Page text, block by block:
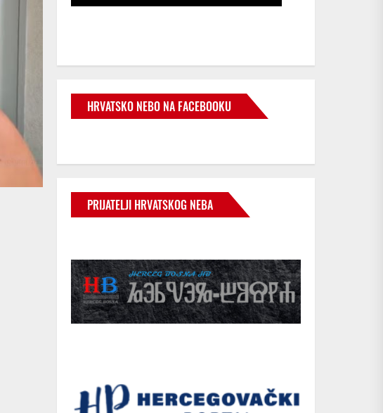
HRVATSKO NEBO NA FACEBOOKU
PRIJATELJI HRVATSKOG NEBA